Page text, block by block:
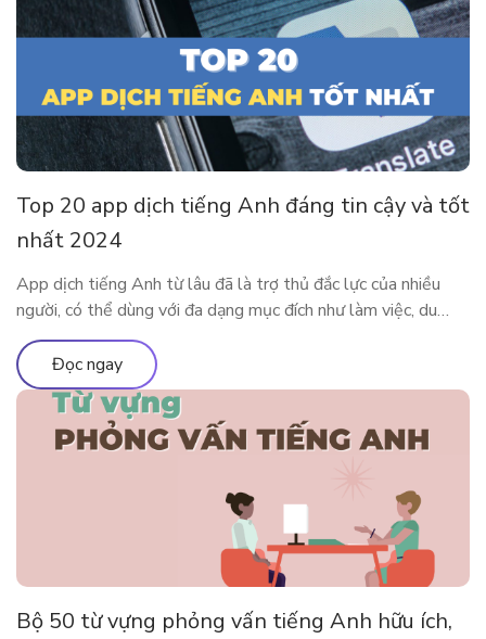
Top 20 app dịch tiếng Anh đáng tin cậy và tốt
nhất 2024
App dịch tiếng Anh từ lâu đã là trợ thủ đắc lực của nhiều
người, có thể dùng với đa dạng mục đích như làm việc, du
lịch, học tập,… Cùng tìm hiểu 20 app dịch tiếng Anh tiện lợi
và phổ biến nhất tại đây nhé. Ưu nhược điểm của việc sử
dụng app […]
Đọc ngay
Bộ 50 từ vựng phỏng vấn tiếng Anh hữu ích,